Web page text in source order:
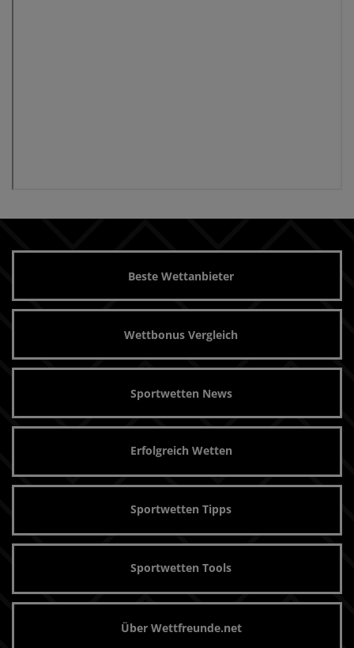
Beste Wettanbieter
Wettbonus Vergleich
Sportwetten News
Erfolgreich Wetten
Sportwetten Tipps
Sportwetten Tools
Über Wettfreunde.net